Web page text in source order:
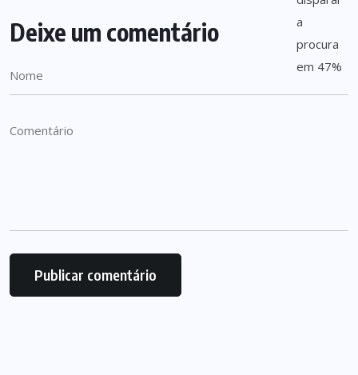
Deixe um comentário